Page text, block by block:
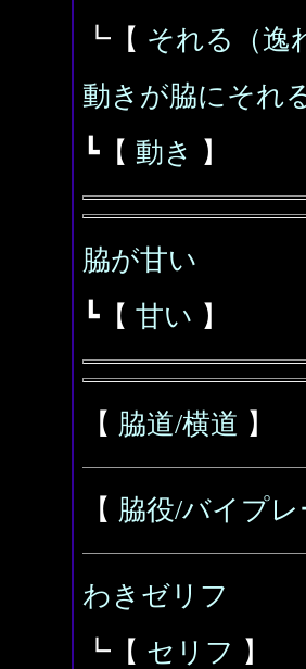
┗【 それる（逸
動きが脇にそれ
┗【 動き 】
脇が甘い
┗【 甘い 】
【 脇道/横道 】
【 脇役/バイプレ
わきゼリフ
┗【 セリフ 】